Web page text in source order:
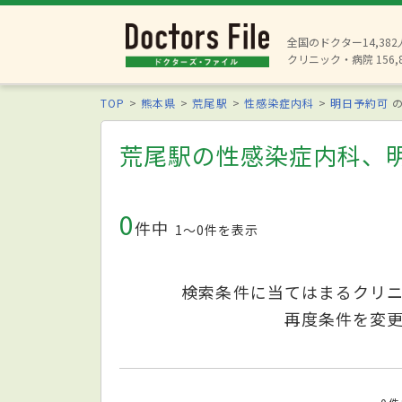
全国のドクター14,382
クリニック・病院
TOP 熊本県 荒尾駅 性感染症内科 明日予約可
荒尾駅の性感染症内科、
0件中 1〜0件を表示
検索条件に当てはまるクリ
再度条件を変